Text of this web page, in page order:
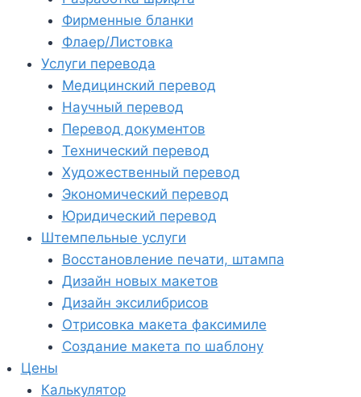
Фирменные бланки
Флаер/Листовка
Услуги перевода
Медицинский перевод
Научный перевод
Перевод документов
Технический перевод
Художественный перевод
Экономический перевод
Юридический перевод
Штемпельные услуги
Восстановление печати, штампа
Дизайн новых макетов
Дизайн эксилибрисов
Отрисовка макета факсимиле
Создание макета по шаблону
Цены
Калькулятор